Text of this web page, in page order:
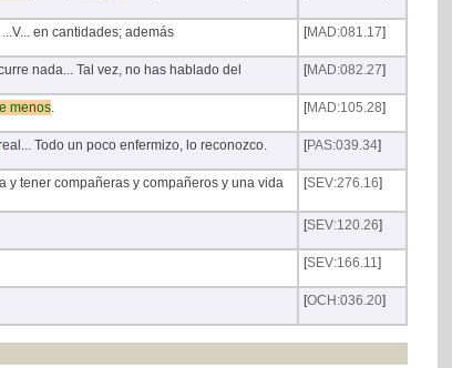
en cantidades; además [MAD:081.17]
nada... Tal vez, no has hablado del [MAD:082.27]
menos. [MAD:105.28]
Todo un poco enfermizo, lo reconozco. [PAS:039.34]
y tener compañeras y compañeros y una vida
[SEV:276.16]
[SEV:120.26]
[SEV:166.11]
[OCH:036.20]